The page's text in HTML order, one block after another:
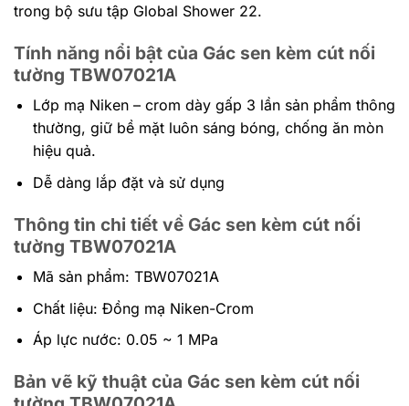
trong bộ sưu tập Global Shower 22.
Tính năng nổi bật của Gác sen kèm cút nối
tường TBW07021A
Lớp mạ Niken – crom dày gấp 3 lần sản phẩm thông
thường, giữ bề mặt luôn sáng bóng, chống ăn mòn
hiệu quả.
Dễ dàng lắp đặt và sử dụng
Thông tin chi tiết về Gác sen kèm cút nối
tường TBW07021A
Mã sản phẩm: TBW07021A
Chất liệu: Đồng mạ Niken-Crom
Áp lực nước: 0.05 ~ 1 MPa
Bản vẽ kỹ thuật của Gác sen kèm cút nối